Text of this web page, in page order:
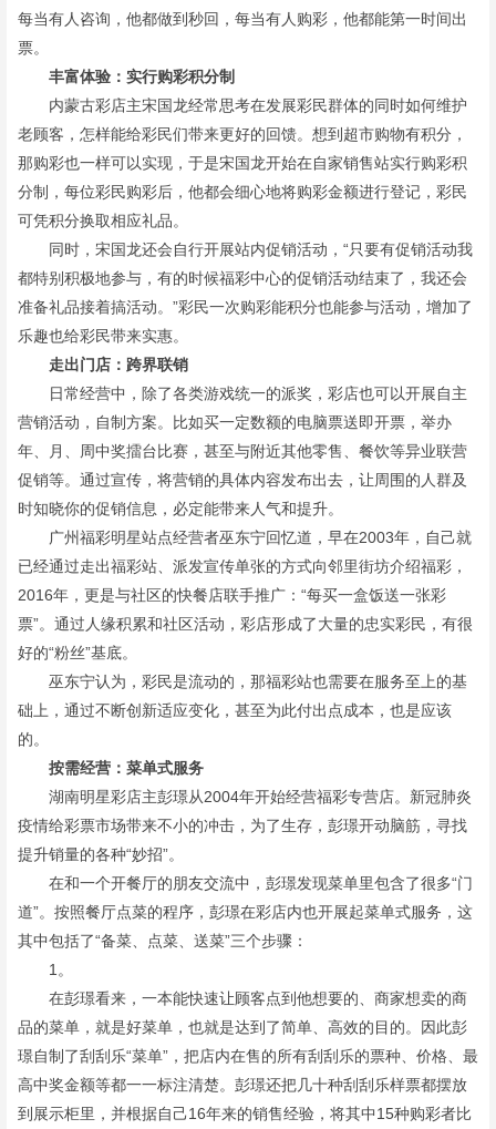
每当有人咨询，他都做到秒回，每当有人购彩，他都能第一时间出
票。
丰富体验：实行购彩积分制
内蒙古彩店主宋国龙经常思考在发展彩民群体的同时如何维护
老顾客，怎样能给彩民们带来更好的回馈。想到超市购物有积分，
那购彩也一样可以实现，于是宋国龙开始在自家销售站实行购彩积
分制，每位彩民购彩后，他都会细心地将购彩金额进行登记，彩民
可凭积分换取相应礼品。
同时，宋国龙还会自行开展站内促销活动，“只要有促销活动我
都特别积极地参与，有的时候福彩中心的促销活动结束了，我还会
准备礼品接着搞活动。”彩民一次购彩能积分也能参与活动，增加了
乐趣也给彩民带来实惠。
走出门店：跨界联销
日常经营中，除了各类游戏统一的派奖，彩店也可以开展自主
营销活动，自制方案。比如买一定数额的电脑票送即开票，举办
年、月、周中奖擂台比赛，甚至与附近其他零售、餐饮等异业联营
促销等。通过宣传，将营销的具体内容发布出去，让周围的人群及
时知晓你的促销信息，必定能带来人气和提升。
广州福彩明星站点经营者巫东宁回忆道，早在2003年，自己就
已经通过走出福彩站、派发宣传单张的方式向邻里街坊介绍福彩，
2016年，更是与社区的快餐店联手推广：“每买一盒饭送一张彩
票”。通过人缘积累和社区活动，彩店形成了大量的忠实彩民，有很
好的“粉丝”基底。
巫东宁认为，彩民是流动的，那福彩站也需要在服务至上的基
础上，通过不断创新适应变化，甚至为此付出点成本，也是应该
的。
按需经营：菜单式服务
湖南明星彩店主彭璟从2004年开始经营福彩专营店。新冠肺炎
疫情给彩票市场带来不小的冲击，为了生存，彭璟开动脑筋，寻找
提升销量的各种“妙招”。
在和一个开餐厅的朋友交流中，彭璟发现菜单里包含了很多“门
道”。按照餐厅点菜的程序，彭璟在彩店内也开展起菜单式服务，这
其中包括了“备菜、点菜、送菜”三个步骤：
1。
在彭璟看来，一本能快速让顾客点到他想要的、商家想卖的商
品的菜单，就是好菜单，也就是达到了简单、高效的目的。因此彭
璟自制了刮刮乐“菜单”，把店内在售的所有刮刮乐的票种、价格、最
高中奖金额等都一一标注清楚。彭璟还把几十种刮刮乐样票都摆放
到展示柜里，并根据自己16年来的销售经验，将其中15种购彩者比